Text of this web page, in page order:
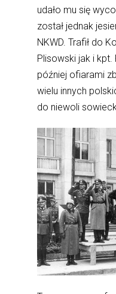
udało mu się
został jednak
NKWD. Trafił do
Plisowski jak i kpt.
później ofiarami
wielu innych
do niewoli